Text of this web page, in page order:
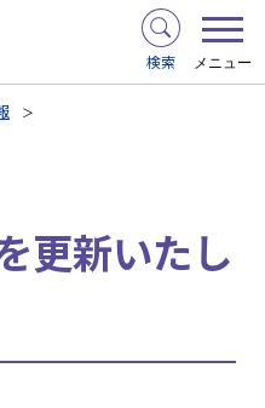
検索 メニュー
更新いたし